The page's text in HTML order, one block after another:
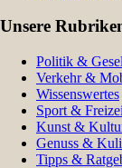
Unsere
Politik &
Verkehr &
Wissenswertes
Sport &
Kunst &
Genuss &
Tipps &